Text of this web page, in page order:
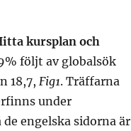
kursplan och
följt av globalsök
18,7, Fig1. Träffarna
under
engelska sidorna är